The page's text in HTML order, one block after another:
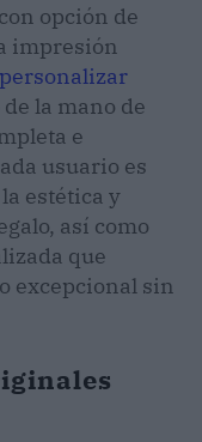
opción de
impresión
personalizar
la mano de
e
usuario es
estética y
así como
que
excepcional sin